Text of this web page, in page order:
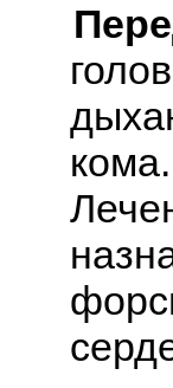
кома.